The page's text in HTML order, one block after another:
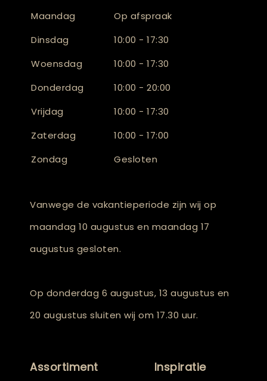
Maandag
Op afspraak
Dinsdag
10:00 - 17:30
Woensdag
10:00 - 17:30
Donderdag
10:00 - 20:00
Vrijdag
10:00 - 17:30
Zaterdag
10:00 - 17:00
Zondag
Gesloten
Vanwege de vakantieperiode zijn wij op
maandag 10 augustus en maandag 17
augustus gesloten.
Op donderdag 6 augustus, 13 augustus en
20 augustus sluiten wij om 17.30 uur.
Assortiment Inspiratie